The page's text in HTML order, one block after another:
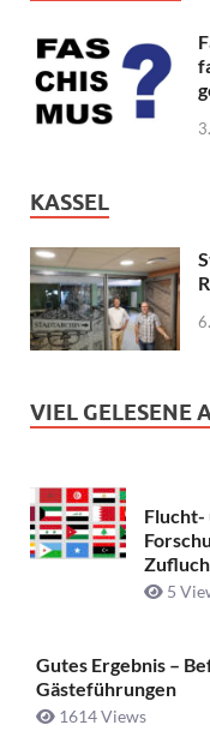
KASSEL
VIEL GELESENE
Flucht-
5
Gutes Ergebnis –
Gästeführungen
1614 Views